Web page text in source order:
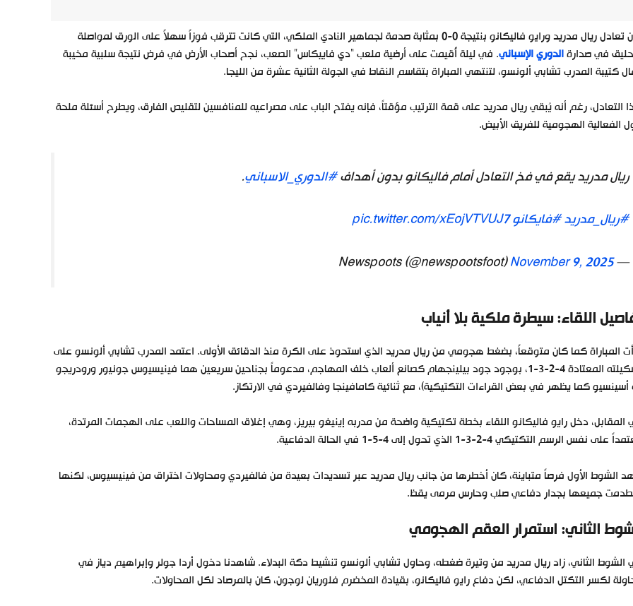
كان تعادل ريال مدريد ورايو فاليكانو بنتيجة 0-0 بمثابة صدمة لجماهير النادي الملكي، التي كانت تترقب فوزاً سهلاً على الورق لمواصلة
في صدارةالدوري الإسباني. في ليلة أُقيمت على أرضية ملعب “دي فاييكاس” الصعب، نجح أصحاب الأرض في فرض نتيجة سلبية مخيبة
كتيبة المدرب تشابي ألونسو، لتنتهي المباراة بتقاسم النقاط في الجولة الثانية عشرة من الليجا.
التعادل، رغم أنه يُبقي ريال مدريد على قمة الترتيب مؤقتاً، فإنه يفتح الباب على مصراعيه للمنافسين لتقليص الفارق، ويطرح أسئلة ملحة
الفعالية الهجومية للفريق الأبيض.
ريال مدريد يقع في فخ التعادل أمام فاليكانو بدون أهداف#الدوري_الاسباني.
#ريال_مدريد#فايكانوpic.twitter.com/xEojVTVUJ7
— Newspoots (@newspootsfoot)
November 9, 2025
اللقاء: سيطرة ملكية بلا أنياب
المباراة كما كان متوقعاً، بضغط هجومي من ريال مدريد الذي استحوذ على الكرة منذ الدقائق الأولى. اعتمد المدرب تشابي ألونسو على
تشكيلته المعتادة 4-2-3-1، بوجود جود بيلينجهام كصانع ألعاب خلف المهاجم، مدعوماً بجناحين سريعين هما فينيسيوس جونيور ورودريجو
أسينسيو كما يظهر في بعض القراءات التكتيكية)، مع ثنائية كامافينجا وفالفيردي في الارتكاز.
دخل رايو فاليكانو اللقاء بخطة تكتيكية واضحة من مدربه إينيغو بيريز، وهي إغلاق المساحات واللعب على الهجمات المرتدة،
على نفس الرسم التكتيكي 4-2-3-1 الذي تحول إلى 4-5-1 في الحالة الدفاعية.
الشوط الأول فرصاً متباينة، كان أخطرها من جانب ريال مدريد عبر تسديدات بعيدة من فالفيردي ومحاولات اختراق من فينيسيوس، لكنها
جميعها بجدار دفاعي صلب وحارس مرمى يقظ.
الثاني: استمرار العقم الهجومي
الثاني، زاد ريال مدريد من وتيرة ضغطه، وحاول تشابي ألونسو تنشيط دكة البدلاء. شاهدنا دخول أردا جولر وإبراهيم دياز في
لكسر التكتل الدفاعي، لكن دفاع رايو فاليكانو، بقيادة المخضرم فلوريان لوجون، كان بالمرصاد لكل المحاولات.